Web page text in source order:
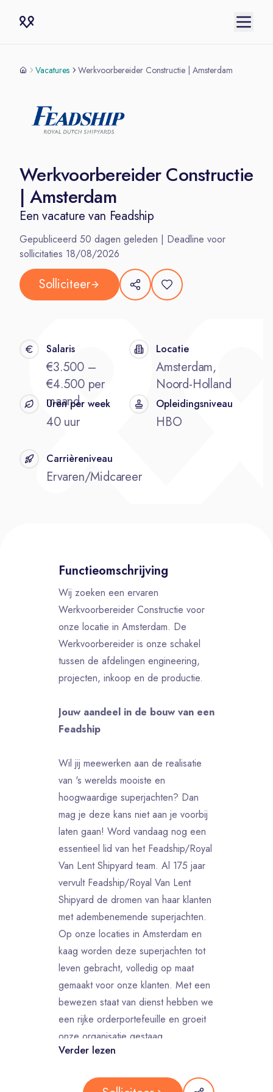
Vacatures Werkvoorbereider Constructie | Amsterdam
Werkvoorbereider Constructie
| Amsterdam
Een vacature van Feadship
Gepubliceerd 50 dagen geleden | Deadline voor
sollicitaties 18/08/2026
Solliciteer
Salaris
€3.500 –
€4.500 per
maand
Locatie
Amsterdam,
Noord-Holland
Uren per week
40 uur
Opleidingsniveau
HBO
Carrièreniveau
Ervaren/Midcareer
Functieomschrijving
Wij zoeken een ervaren
Werkvoorbereider Constructie voor
onze locatie in Amsterdam. De
Werkvoorbereider is onze schakel
tussen de afdelingen engineering,
projecten, inkoop en de productie.
Jouw aandeel in de bouw van een
Feadship
Wil jij meewerken aan de realisatie
van 's werelds mooiste en
hoogwaardige superjachten? Dan
mag je deze kans niet aan je voorbij
laten gaan! Word vandaag nog een
essentieel lid van het Feadship/Royal
Van Lent Shipyard team. Al 175 jaar
vervult Feadship/Royal Van Lent
Shipyard de dromen van haar klanten
met adembenemende superjachten.
Op onze locaties in Amsterdam en
kaag worden deze superjachten tot
leven gebracht, volledig op maat
gemaakt voor onze klanten. Met een
bewezen staat van dienst hebben we
een rijke orderportefeuille en groeit
onze organisatie gestaag.
Ben jij enthousiast om samen te
deskundige vakmensen en ingenieurs
Verder lezen